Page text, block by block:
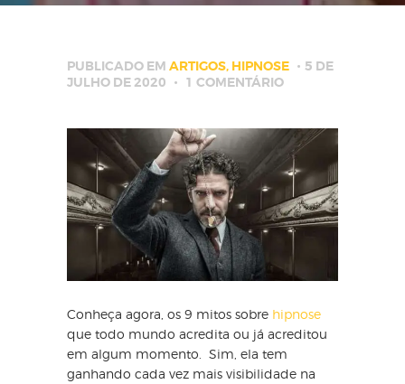
PUBLICADO EM ARTIGOS, HIPNOSE
5 DE
JULHO DE 2020
1 COMENTÁRIO
Conheça agora, os 9 mitos sobre hipnose
que todo mundo acredita ou já acreditou
em algum momento. Sim, ela tem
ganhando cada vez mais visibilidade na